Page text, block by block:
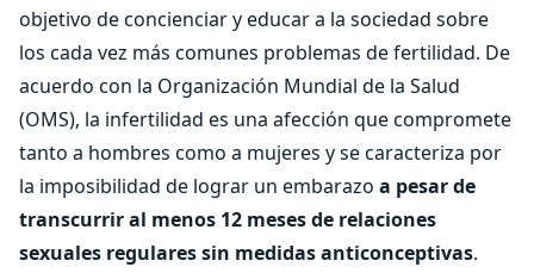
objetivo de concienciar y educar a la sociedad sobre
los cada vez más comunes problemas de fertilidad. De
acuerdo con la Organización Mundial de la Salud
(OMS), la infertilidad es una afección que compromete
tanto a hombres como a mujeres y se caracteriza por
la imposibilidad de lograr un embarazo a pesar de
transcurrir al menos 12 meses de relaciones
sexuales regulares sin medidas anticonceptivas.